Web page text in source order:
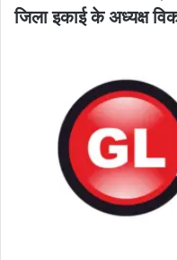
जिला इकाई के अध्यक्ष